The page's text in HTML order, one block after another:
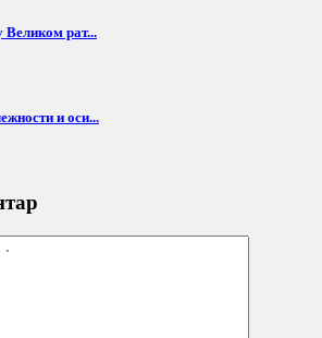
Великом рат...
и оси...